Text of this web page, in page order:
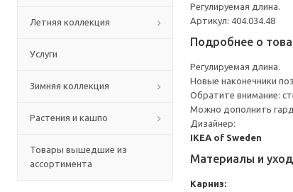
Летняя коллекция
Услуги
Зимняя коллекция
Растения и кашпо
Товары вышедшие из
ассортимента
Регулируемая длина.
Артикул: 404.034.48
Подробнее о
Регулируемая длина.
Новые наконечники
Обратите внимание:
Можно дополнить
Дизайнер:
IKEA of Sweden
Материалы и уход
Карниз: